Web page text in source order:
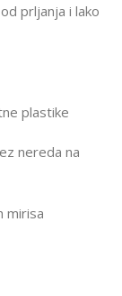
prljanja i lako
plastike
nereda na
mirisa